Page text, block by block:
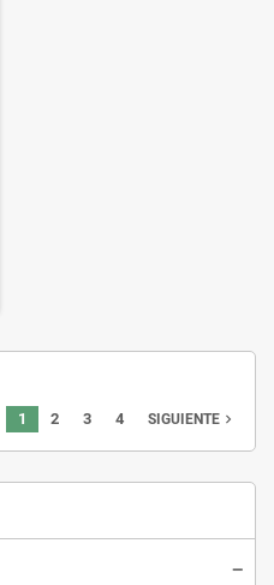
1 2 3 4 SIGUIENTE navigate_next